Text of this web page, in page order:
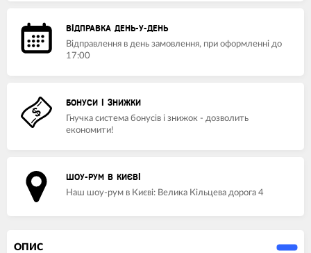
ВІДПРАВКА ДЕНЬ-У-ДЕНЬ
Відправлення в день замовлення, при оформленні до
17:00
БОНУСИ І ЗНИЖКИ
Гнучка система бонусів і знижок - дозволить
економити!
ШОУ-РУМ В КИЄВІ
Наш шоу-рум в Києві: Велика Кільцева дорога 4
ОПИС